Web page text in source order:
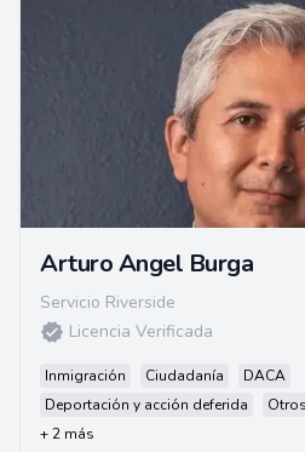
Arturo Angel Burga
Servicio Riverside
Licencia Verificada
Inmigración Ciudadanía
DACA
Deportación y acción deferida
+ 2 más